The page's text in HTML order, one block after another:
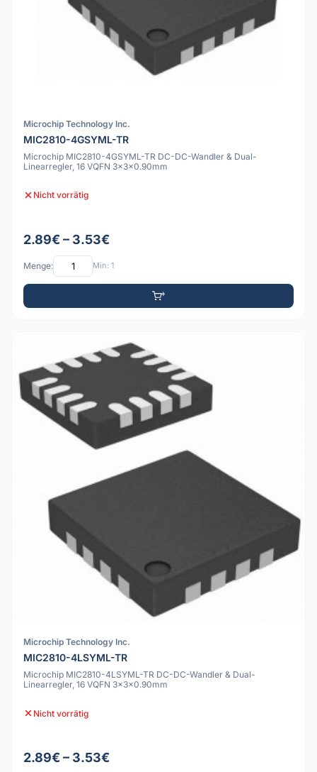
Microchip Technology Inc.
MIC2810-4GSYML-TR
Microchip MIC2810-4GSYML-TR DC-DC-Wandler & Dual-
Linearregler, 16 VQFN 3x3x0.90mm
Nicht vorrätig
2.89€ – 3.53€
Menge: Min: 1
Microchip Technology Inc.
MIC2810-4LSYML-TR
Microchip MIC2810-4LSYML-TR DC-DC-Wandler & Dual-
Linearregler, 16 VQFN 3x3x0.90mm
Nicht vorrätig
2.89€ – 3.53€